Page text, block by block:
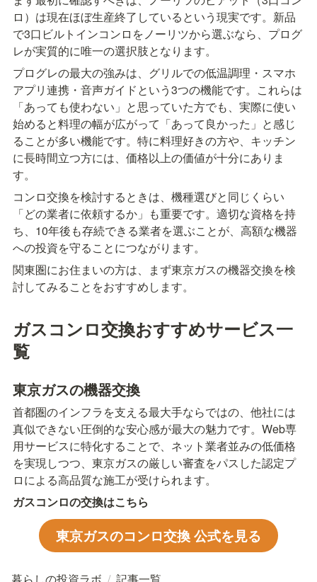
ロ）は現在ほぼ生産終了しているという現実です。新品
で3口ビルトインコンロをノーリツから選ぶなら、プログ
レが実質的に唯一の選択肢となります。
プログレの最大の強みは、グリルでの低温調理・スマホ
アプリ連携・音声ガイドという3つの機能です。これらは
「あっても使わない」と思っていた方でも、実際に使い
始めると料理の幅が広がって「あって良かった」と感じ
ることが多い機能です。特に料理好きの方や、キッチン
に長時間立つ方には、価格以上の価値が十分にありま
す。
コンロ交換を検討するときは、機種選びと同じくらい
「どの業者に依頼するか」も重要です。適切な資格を持
ち、10年後も存続できる業者を選ぶことが、高額な機器
への投資を守ることにつながります。
関東圏にお住まいの方は、まず東京ガスの機器交換を検
討してみることをおすすめします。
ガスコンロ交換おすすめサービス一
覧
東京ガスの機器交換
首都圏のインフラを支える最大手ならではの、他社には
真似できない圧倒的な安心感が最大の魅力です。Web専
用サービスに特化することで、ネット業者並みの低価格
を実現しつつ、東京ガスの厳しい審査をパスした認定プ
ロによる高品質な施工が受けられます。
ガスコンロの交換はこちら
東京ガスのコンロ交換 公式を見る